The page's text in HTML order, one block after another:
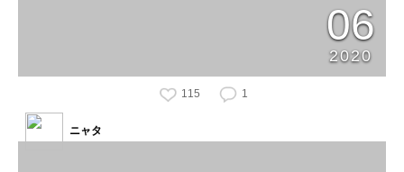
06
2020
115 1
ニャタ